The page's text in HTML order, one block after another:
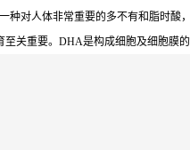
种对人体非常重要的多不有和脂时酸
关重要。DHA是构成细胞及细胞膜